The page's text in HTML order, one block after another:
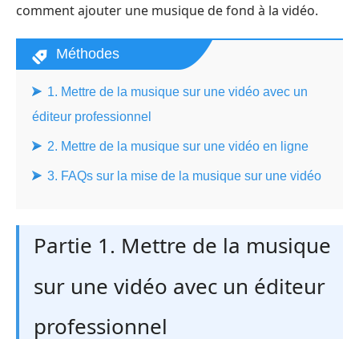
comment ajouter une musique de fond à la vidéo.
Méthodes
1. Mettre de la musique sur une vidéo avec un
éditeur professionnel
2. Mettre de la musique sur une vidéo en ligne
3. FAQs sur la mise de la musique sur une vidéo
Partie 1. Mettre de la musique
sur une vidéo avec un éditeur
professionnel